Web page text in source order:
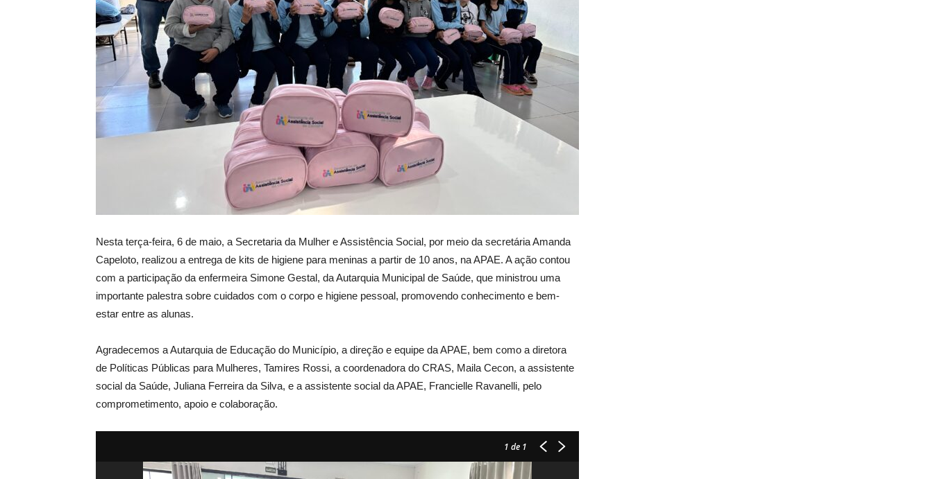
Nesta terça-feira, 6 de maio, a Secretaria da Mulher e Assistência Social, por meio da secretária Amanda
Capeloto, realizou a entrega de kits de higiene para meninas a partir de 10 anos, na APAE. A ação contou
com a participação da enfermeira Simone Gestal, da Autarquia Municipal de Saúde, que ministrou uma
importante palestra sobre cuidados com o corpo e higiene pessoal, promovendo conhecimento e bem-
estar entre as alunas.
Agradecemos a Autarquia de Educação do Município, a direção e equipe da APAE, bem como a diretora
de Políticas Públicas para Mulheres, Tamires Rossi, a coordenadora do CRAS, Maila Cecon, a assistente
social da Saúde, Juliana Ferreira da Silva, e a assistente social da APAE, Francielle Ravanelli, pelo
comprometimento, apoio e colaboração.
1 de 1